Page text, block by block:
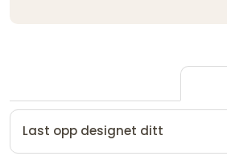
Last opp designet ditt